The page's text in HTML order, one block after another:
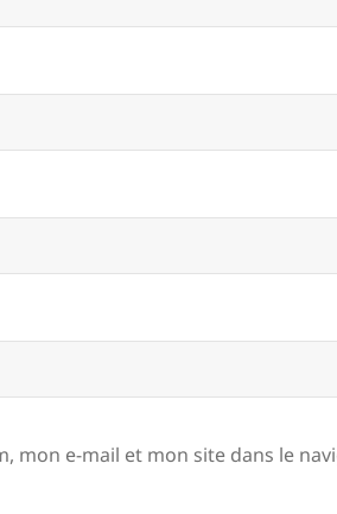
mon e-mail et mon site dans le